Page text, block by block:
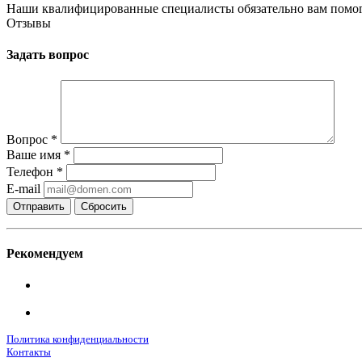
Наши квалифицированные специалисты обязательно вам
Отзывы
Задать вопрос
Вопрос *
Ваше имя *
Телефон *
E-mail
Сбросить
Рекомендуем
Политика конфиденциальности
Контакты